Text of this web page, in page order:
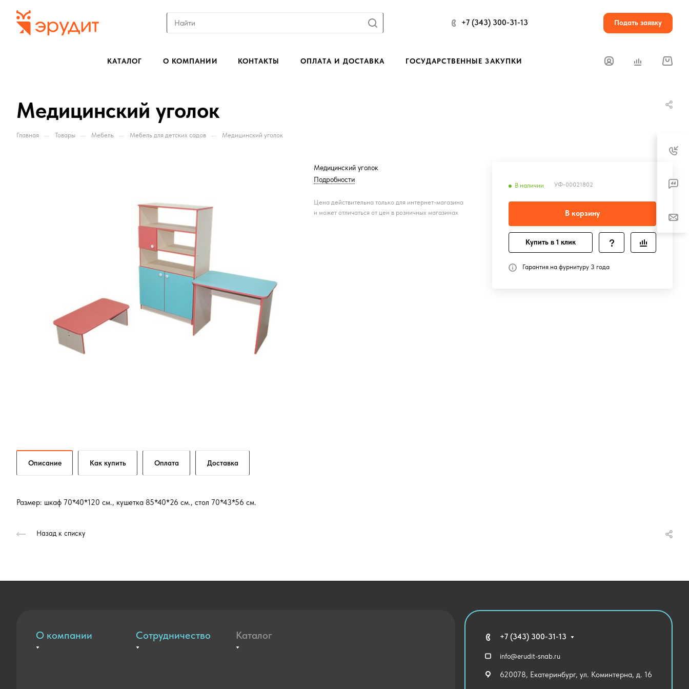
+7 (343) 300-31-13 Подать заявку
КАТАЛОГ О КОМПАНИИ КОНТАКТЫ ОПЛАТА И ДОСТАВКА ГОСУДАРСТВЕННЫЕ ЗАКУПКИ
Медицинский уголок
Главная — Товары — Мебель — Мебель для детских садов — Медицинский уголок
В наличии УФ-00021802
В корзину
Купить в 1 клик
Гарантия на фурнитуру 3 года
Медицинский уголок
Подробности
Цена действительна только для интернет-магазина
и может отличаться от цен в розничных магазинах
Описание Как купить Оплата Доставка
Размер: шкаф 70*40*120 см., кушетка 85*40*26 см., стол 70*43*56 см.
Назад к списку
О компании Сотрудничество Каталог +7 (343) 300-31-13
info@erudit-snab.ru
620078, Екатеринбург, ул. Коминтерна, д. 16